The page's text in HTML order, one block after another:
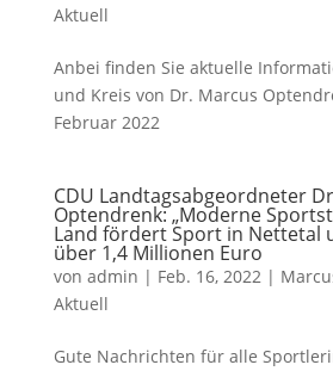
Aktuell
Anbei finden Sie aktuelle
und Kreis von Dr. Marcus
Februar 2022
CDU Landtagsabgeordneter
Optendrenk: „Moderne
Land fördert Sport in Nettetal
über 1,4 Millionen Euro
von admin | Feb. 16, 2022|
Aktuell
Gute Nachrichten für alle